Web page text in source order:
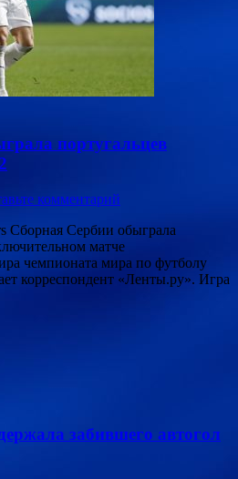
португальцев
комментарий
Сборная Сербии обыграла
матче
чемпионата мира по футболу
корреспондент «Ленты.ру». Игра
забившего автогол